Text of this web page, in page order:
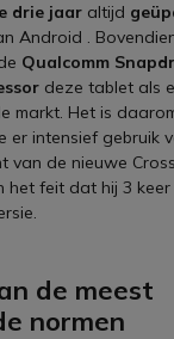
drie jaar altijd
Android .
Qualcomm
deze tablet als
markt. Het is
er intensief gebruik
van de nieuwe
het feit dat hij 3
de meest
normen